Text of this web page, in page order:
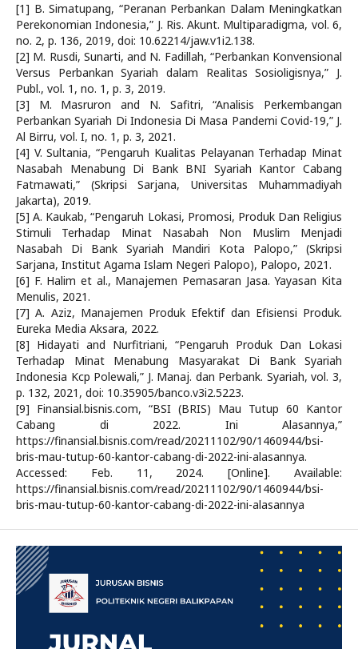
[1] B. Simatupang, “Peranan Perbankan Dalam Meningkatkan
Perekonomian Indonesia,” J. Ris. Akunt. Multiparadigma, vol. 6,
no. 2, p. 136, 2019, doi: 10.62214/jaw.v1i2.138.
[2] M. Rusdi, Sunarti, and N. Fadillah, “Perbankan Konvensional
Versus Perbankan Syariah dalam Realitas Sosioligisnya,” J.
Publ., vol. 1, no. 1, p. 3, 2019.
[3] M. Masruron and N. Safitri, “Analisis Perkembangan
Perbankan Syariah Di Indonesia Di Masa Pandemi Covid-19,” J.
Al Birru, vol. I, no. 1, p. 3, 2021.
[4] V. Sultania, “Pengaruh Kualitas Pelayanan Terhadap Minat
Nasabah Menabung Di Bank BNI Syariah Kantor Cabang
Fatmawati,” (Skripsi Sarjana, Universitas Muhammadiyah
Jakarta), 2019.
[5] A. Kaukab, “Pengaruh Lokasi, Promosi, Produk Dan Religius
Stimuli Terhadap Minat Nasabah Non Muslim Menjadi
Nasabah Di Bank Syariah Mandiri Kota Palopo,” (Skripsi
Sarjana, Institut Agama Islam Negeri Palopo), Palopo, 2021.
[6] F. Halim et al., Manajemen Pemasaran Jasa. Yayasan Kita
Menulis, 2021.
[7] A. Aziz, Manajemen Produk Efektif dan Efisiensi Produk.
Eureka Media Aksara, 2022.
[8] Hidayati and Nurfitriani, “Pengaruh Produk Dan Lokasi
Terhadap Minat Menabung Masyarakat Di Bank Syariah
Indonesia Kcp Polewali,” J. Manaj. dan Perbank. Syariah, vol. 3,
p. 132, 2021, doi: 10.35905/banco.v3i2.5223.
[9] Finansial.bisnis.com, “BSI (BRIS) Mau Tutup 60 Kantor
Cabang di 2022. Ini Alasannya,”
https://finansial.bisnis.com/read/20211102/90/1460944/bsi-
bris-mau-tutup-60-kantor-cabang-di-2022-ini-alasannya.
Accessed: Feb. 11, 2024. [Online]. Available:
https://finansial.bisnis.com/read/20211102/90/1460944/bsi-
bris-mau-tutup-60-kantor-cabang-di-2022-ini-alasannya